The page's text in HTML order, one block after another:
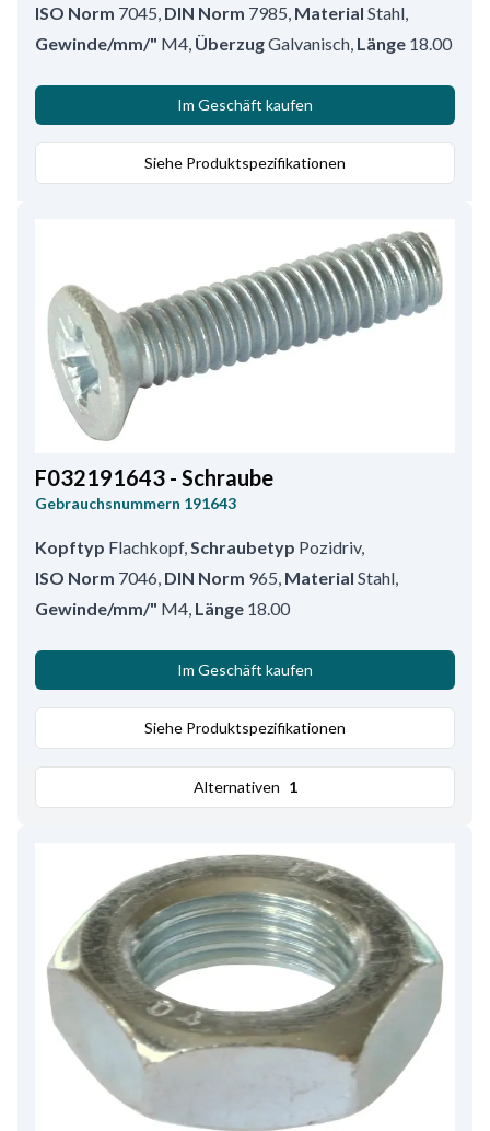
ISO Norm 7045 DIN Norm 7985 Material Stahl
Gewinde/mm/" M4 ÜberzugGalvanisch Länge 18.00
Im Geschäft kaufen
Siehe Produktspezifikationen
F032191643 - Schraube
Gebrauchsnummern 191643
Kopftyp Flachkopf, Schraubetyp Pozidriv,
ISO Norm 7046 DIN Norm 965 Material Stahl
Gewinde/mm/" M4 Länge 18.00
Im Geschäft kaufen
Siehe Produktspezifikationen
Alternativen 1